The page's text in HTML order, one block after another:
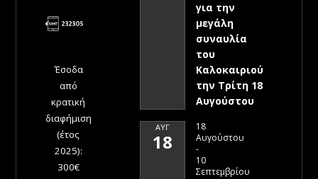
Έσοδα
από
κρατική
διαφήμιση
(έτος
2025):
300€
για την
μεγάλη
συναυλία
του
Καλοκαιριού
την Τρίτη 18
Αυγούστου
ΑΥΓ
18
18
Αυγούστου
-
10
Σεπτεμβρίου